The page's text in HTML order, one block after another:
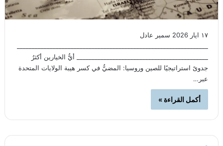
١٧ ايار 2026 سمير عادل
____________________________________________ أيُّ الخيارين أكثرُ
جدوىً استراتيجيًا للصين وروسيا: المضيُّ في كسر هيبة الولايات المتحدة
عبر…
أكمل القراءة »